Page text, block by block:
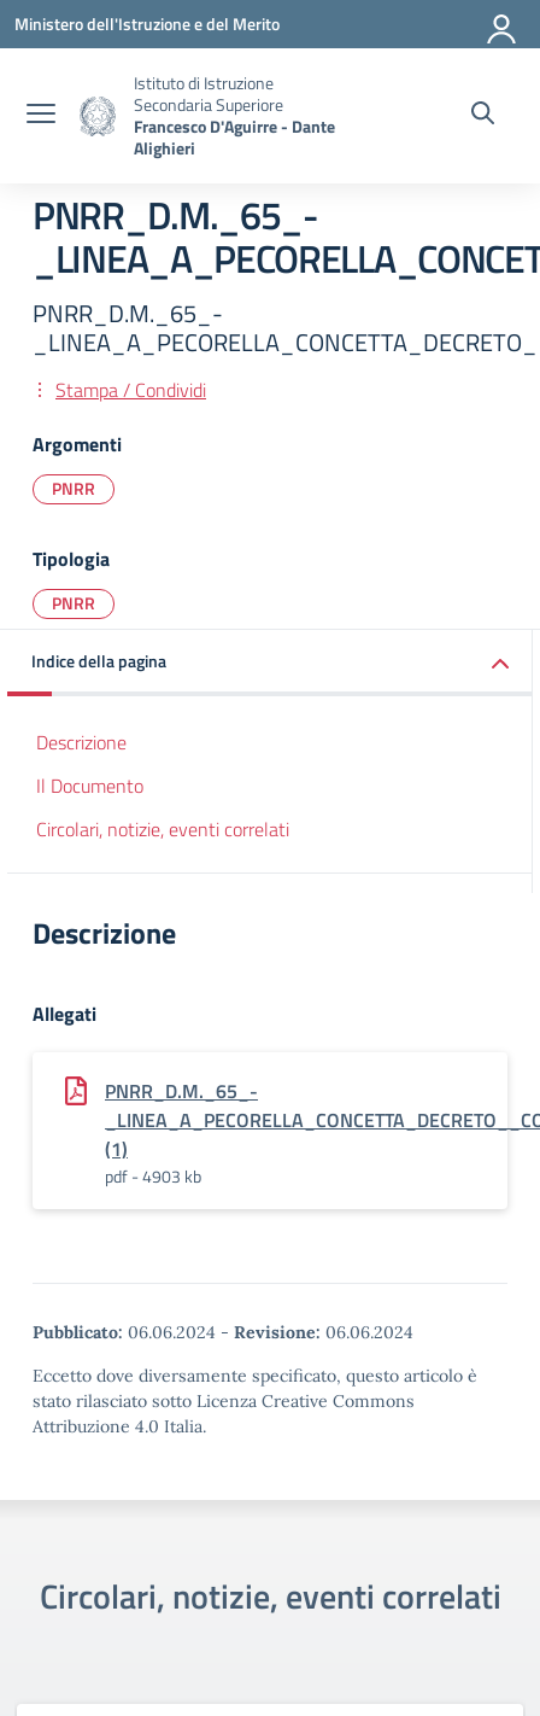
Vai ai contenuti
Vai al menu di navigazione
Vai al footer
Ministero dell'Istruzione e del Merito
Istituto di Istruzione
Secondaria Superiore
Francesco D'Aguirre - Dante
Alighieri
PNRR_D.M._65_-
PNRR_D.M._65_-
Stampa / Condividi
Argomenti
PNRR
Tipologia
PNRR
Indice della pagina
Descrizione
Il Documento
Circolari, notizie, eventi correlati
Descrizione
Allegati
PNRR_D.M._65_-
(1)
pdf - 4903 kb
Pubblicato: 06.06.2024 - Revisione: 06.06.2024
Eccetto dove diversamente specificato, questo articolo è
stato rilasciato sotto Licenza Creative Commons
Attribuzione 4.0 Italia.
Circolari, notizie, eventi correlati